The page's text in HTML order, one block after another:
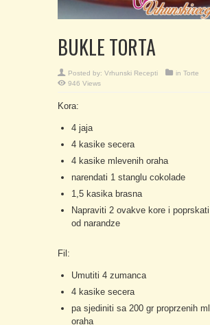
BUKLE TORTA
Posted by: Vrhunski Recepti in Torte
946 Views
Kora:
4 jaja
4 kasike secera
4 kasike mlevenih oraha
narendati 1 stanglu cokolade
1,5 kasika brasna
Napraviti 2 ovakve kore i
od narandze
Fil:
Umutiti 4 zumanca
4 kasike secera
pa sjediniti sa 200 gr proprzenih
oraha